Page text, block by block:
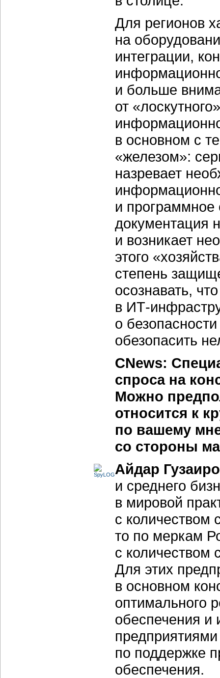
Для регионов
на
интеграции,
и больше
от
в основном с
«железом»:
назревает
и программное
документация
и возникает
этого
степень
осознавать,
в ИТ-
о
обезопасить
CNews:
спроса на
Можно
относится к
по вашему
со стороны
Айдар
и среднего
в мировой
с количеством
то по меркам
с количеством
Для этих
в основном
оптимального
обеспечения и
по поддержке
обеспечения.